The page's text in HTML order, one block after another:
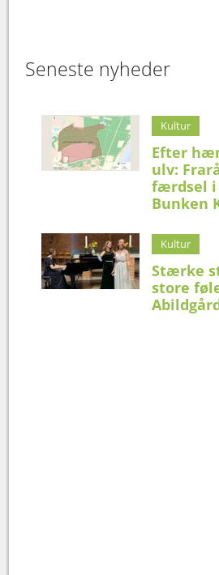
Seneste nyheder
Kultur
Efter
ulv:
færdsel i
Bunken
Kultur
Stærke
store